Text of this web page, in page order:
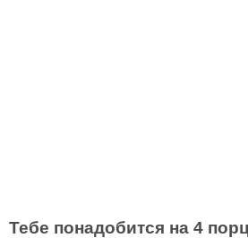
Тебе понадобится на 4